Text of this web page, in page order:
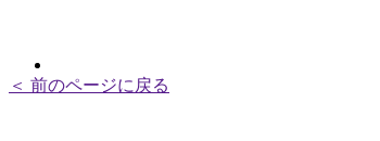
＜ 前のページに戻る